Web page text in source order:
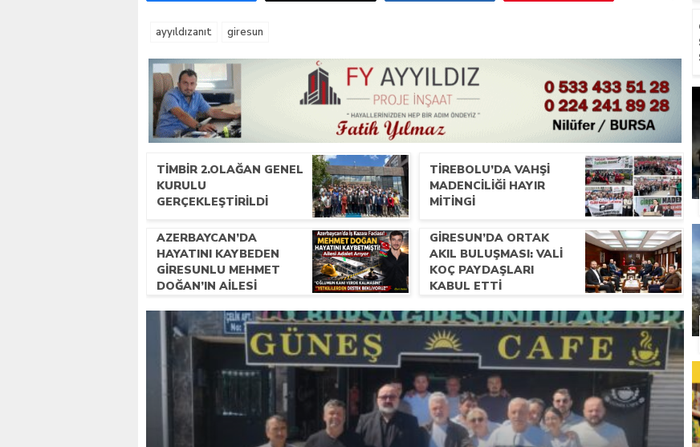
ayyıldızanıt giresun
TİMBİR 2.OLAĞAN GENEL
KURULU
GERÇEKLEŞTIRILDI
TIREBOLU’DA VAHŞI
MADENCILIĞI HAYIR
MITINGI
AZERBAYCAN’DA
HAYATINI KAYBEDEN
GIRESUNLU MEHMET
DOĞAN’IN AILESI
GIRESUN’DA ORTAK
AKIL BULUŞMASI: VALI
KOÇ PAYDAŞLARI
KABUL ETTI